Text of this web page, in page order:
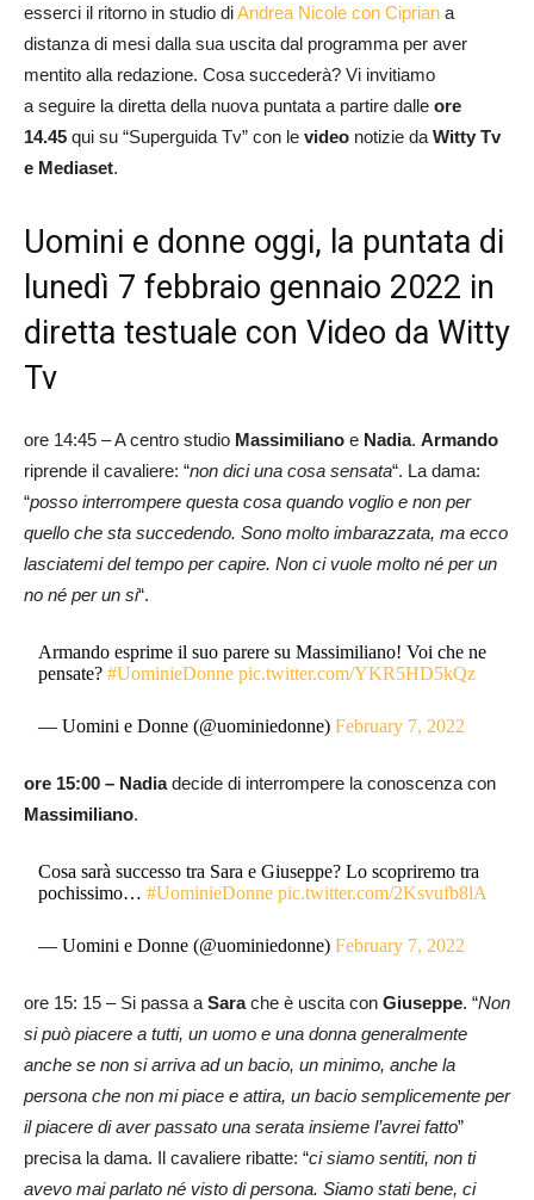
esserci il ritorno in studio diAndrea Nicole con Ciprian a
distanza di mesi dalla sua uscita dal programma per aver
mentito alla redazione. Cosa succederà? Vi invitiamo
a seguire la diretta della nuova puntata a partire dalle ore
14.45 qui su “Superguida Tv” con le video notizie da Witty Tv
e Mediaset.
Uomini e donne oggi, la puntata di
lunedì 7 febbraio gennaio 2022 in
diretta testuale con Video da Witty
Tv
ore 14:45 – A centro studio Massimiliano e Nadia. Armando
riprende il cavaliere: “non dici una cosa sensata“. La dama:
“posso interrompere questa cosa quando voglio e non per
quello che sta succedendo. Sono molto imbarazzata, ma ecco
lasciatemi del tempo per capire. Non ci vuole molto né per un
no né per un si“.
Armando esprime il suo parere su Massimiliano! Voi che ne
pensate?#UominieDonne pic.twitter.com/YKR5HD5kQz
— Uomini e Donne (@uominiedonne)February 7, 2022
ore 15:00 – Nadiadecide di interrompere la conoscenza con
Massimiliano.
Cosa sarà successo tra Sara e Giuseppe? Lo scopriremo tra
pochissimo…#UominieDonne pic.twitter.com/2Ksvufb8lA
— Uomini e Donne (@uominiedonne)February 7, 2022
ore 15: 15 – Si passa a Sarache è uscita con Giuseppe. “Non
si può piacere a tutti, un uomo e una donna generalmente
anche se non si arriva ad un bacio, un minimo, anche la
persona che non mi piace e attira, un bacio semplicemente per
il piacere di aver passato una serata insieme l’avrei fatto”
precisa la dama. Il cavaliere ribatte: “ci siamo sentiti, non ti
avevo mai parlato né visto di persona. Siamo stati bene, ci